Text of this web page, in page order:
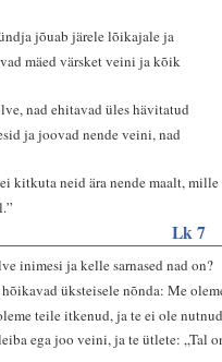
jõuab järele lõikajale ja
mäed värsket veini ja kõik
nad ehitavad üles hävitatud
ja joovad nende veini, nad
kitkuta neid ära nende maalt, mille
Lk 7
inimesi ja kelle sarnased nad on?
üksteisele nõnda: Me
teile itkenud, ja te ei ole
ega joo veini, ja te ütlete: „Tal